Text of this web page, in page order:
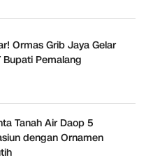
Ormas Grib Jaya Gelar
Bupati Pemalang
Tanah Air Daop 5
dengan Ornamen